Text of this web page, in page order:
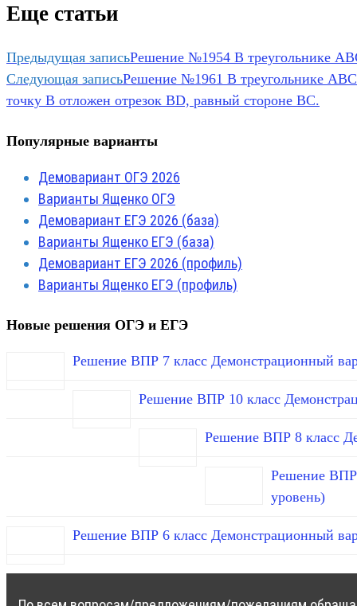
Еще статьи
Предыдущая записьРешение №1954 В треугольнике
Следующая записьРешение №1961 В треугольнике
точку B отложен отрезок BD, равный стороне BC.
Популярные варианты
Демовариант ОГЭ 2026
Варианты Ященко ОГЭ
Демовариант ЕГЭ 2026 (база)
Варианты Ященко ЕГЭ (база)
Демовариант ЕГЭ 2026 (профиль)
Варианты Ященко ЕГЭ (профиль)
Новые решения ОГЭ и ЕГЭ
Решение ВПР 7 класс Демонстрационный
Решение ВПР 10 класс
Решение ВПР 8 класс
Решение ВПР
уровень)
Решение ВПР 6 класс Демонстрационный